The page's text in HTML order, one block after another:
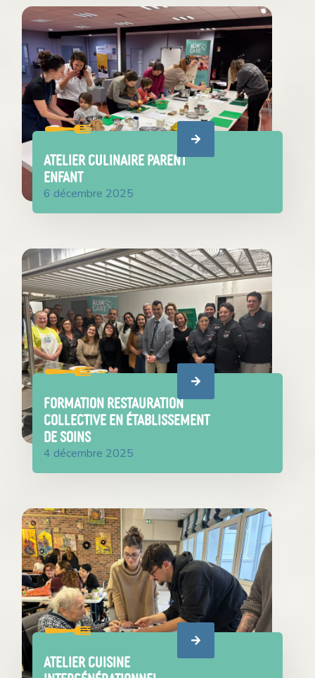
ATELIER CULINAIRE PARENT
ENFANT
6 décembre 2025
FORMATION RESTAURATION
COLLECTIVE EN ÉTABLISSEMENT
DE SOINS
4 décembre 2025
ATELIER CUISINE